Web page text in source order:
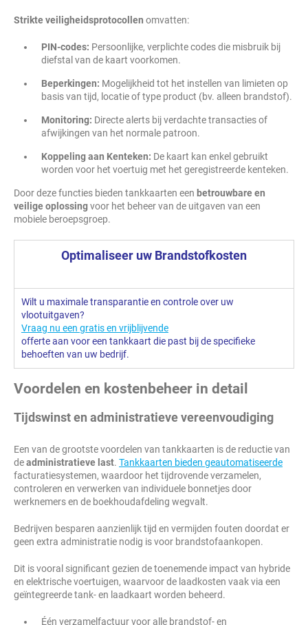
Strikte veiligheidsprotocollen omvatten:
PIN-codes: Persoonlijke, verplichte codes die misbruik bij
diefstal van de kaart voorkomen.
Beperkingen: Mogelijkheid tot het instellen van limieten op
basis van tijd, locatie of type product (bv. alleen brandstof).
Monitoring: Directe alerts bij verdachte transacties of
afwijkingen van het normale patroon.
Koppeling aan Kenteken: De kaart kan enkel gebruikt
worden voor het voertuig met het geregistreerde kenteken.
Door deze functies bieden tankkaarten een betrouwbare en
veilige oplossingvoor het beheer van de uitgaven van een
mobiele beroepsgroep.
Optimaliseer uw Brandstofkosten
Wilt u maximale transparantie en controle over uw
vlootuitgaven?
Vraag nu een gratis en vrijblijvende
offerte aan voor een tankkaart die past bij de specifieke
behoeften van uw bedrijf.
Voordelen en kostenbeheer in detail
Tijdswinst en administratieve vereenvoudiging
Een van de grootste voordelen van tankkaarten is de reductie van
deadministratieve last. Tankkaarten bieden geautomatiseerde
facturatiesystemen, waardoor het tijdrovende verzamelen,
controleren en verwerken van individuele bonnetjes door
werknemers en de boekhoudafdeling wegvalt.
Bedrijven besparen aanzienlijk tijd en vermijden fouten doordat er
geen extra administratie nodig is voor brandstofaankopen.
Dit is vooral significant gezien de toenemende impact van hybride
en elektrische voertuigen, waarvoor de laadkosten vaak via een
geïntegreerde tank- en laadkaart worden beheerd.
Één verzamelfactuur voor alle brandstof- en